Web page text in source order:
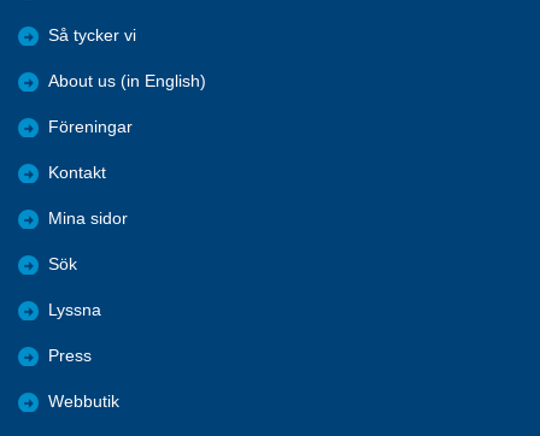
Så tycker vi
About us (in English)
Föreningar
Kontakt
Mina sidor
Sök
Lyssna
Press
Webbutik